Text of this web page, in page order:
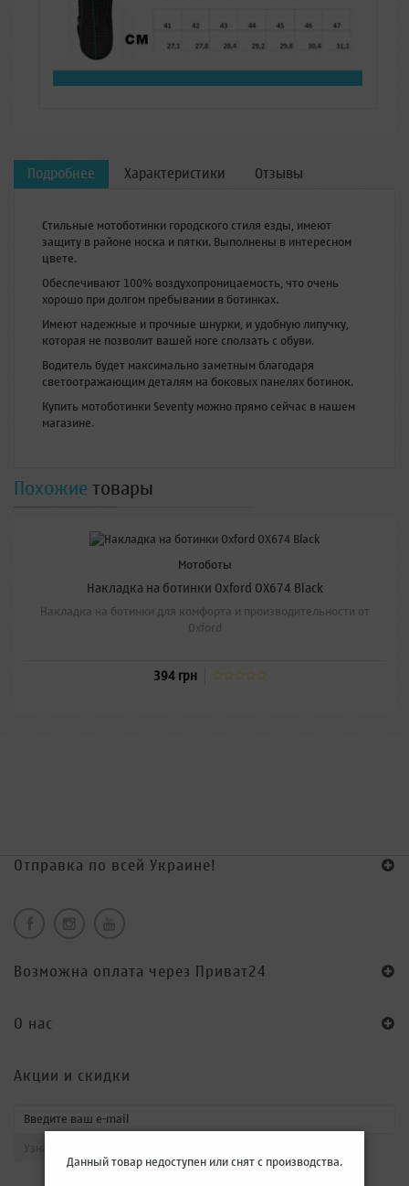
Подробнее Характеристики Отзывы
Стильные мотоботинки городского стиля езды, имеют
защиту в районе носка и пятки. Выполнены в интересном
цвете.
Обеспечивают 100% воздухопроницаемость, что очень
хорошо при долгом пребывании в ботинках.
Имеют надежные и прочные шнурки, и удобную липучку,
которая не позволит вашей ноге сползать с обуви.
Водитель будет максимально заметным благодаря
светоотражающим деталям на боковых панелях ботинок.
Купить мотоботинки Seventy можно прямо сейчас в нашем
магазине.
Похожиетовары
Мотоботы
Накладка на ботинки Oxford OX674 Black
Накладка на ботинки для комфорта и производительности от
Oxford
394 грн
Данный товар недоступен или снят с производства.
Отправка по всей Украине!
Возможна оплата через Приват24
O нас
Акции и скидки